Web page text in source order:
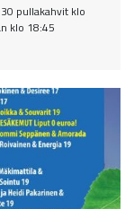
pullakahvit klo
klo 18:45